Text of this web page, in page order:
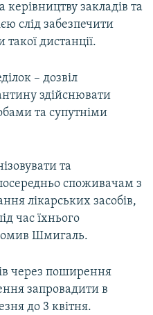
закладів та
слід забезпечити
дистанції.
–​ дозвіл
здійснювати
та супутніми
та
споживачам з
лікарських засобів,
час їхнього
Шмигаль.
через поширення
запровадити в
до 3 квітня.